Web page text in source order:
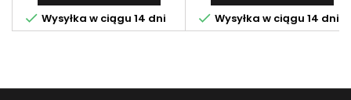
 Wysyłka w ciągu 14 dni  Wysyłka w ciągu 14 dni